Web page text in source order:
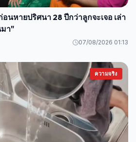
นหายปริศนา 28 ปีกว่าลูกจะเจอ เล่า
า"
07/08/2026 01:13
ความจริง